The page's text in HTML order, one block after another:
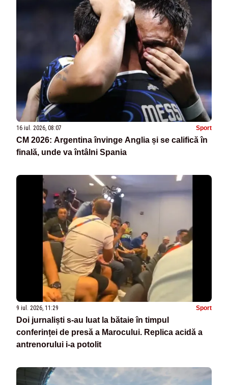
16 iul. 2026, 08:07 Sport
CM 2026: Argentina învinge Anglia și se califică în
finală, unde va întâlni Spania
9 iul. 2026, 11:29 Sport
Doi jurnaliști s-au luat la bătaie în timpul
conferinței de presă a Marocului. Replica acidă a
antrenorului i-a potolit